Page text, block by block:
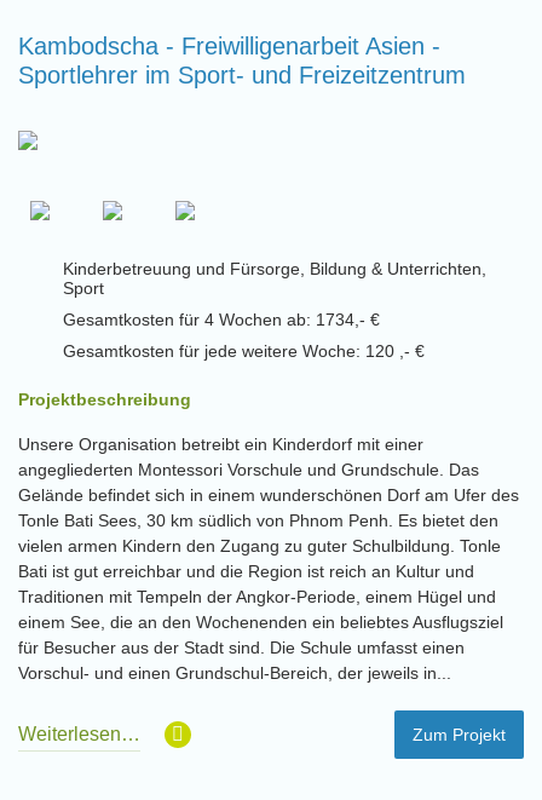
Kambodscha - Freiwilligenarbeit Asien -
Sportlehrer im Sport- und Freizeitzentrum
Kinderbetreuung und Fürsorge, Bildung & Unterrichten,
Sport
Gesamtkosten für 4 Wochen ab: 1734,- €
Gesamtkosten für jede weitere Woche: 120 ,- €
Projektbeschreibung
Unsere Organisation betreibt ein Kinderdorf mit einer
angegliederten Montessori Vorschule und Grundschule. Das
Gelände befindet sich in einem wunderschönen Dorf am Ufer des
Tonle Bati Sees, 30 km südlich von Phnom Penh. Es bietet den
vielen armen Kindern den Zugang zu guter Schulbildung. Tonle
Bati ist gut erreichbar und die Region ist reich an Kultur und
Traditionen mit Tempeln der Angkor-Periode, einem Hügel und
einem See, die an den Wochenenden ein beliebtes Ausflugsziel
für Besucher aus der Stadt sind. Die Schule umfasst einen
Vorschul- und einen Grundschul-Bereich, der jeweils in...
Weiterlesen… Zum Projekt